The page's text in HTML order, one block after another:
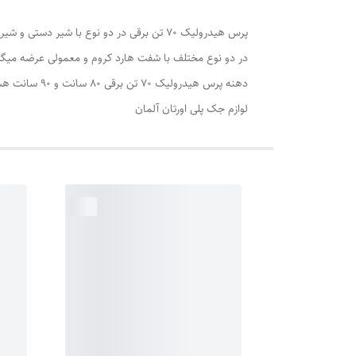
پرس هیدرولیک 70 تن برقی در دو نوع با شیر دستی و شیر برقی
در دو نوع مختلف با شفت هارد کروم و معمولی عرضه
دهنه پرس هیدرولیک 70 تن برقی 80 سانت و 90 سانت هستند و عرض آن 40 سانت
لوازم جک پلی اورتان آلمان